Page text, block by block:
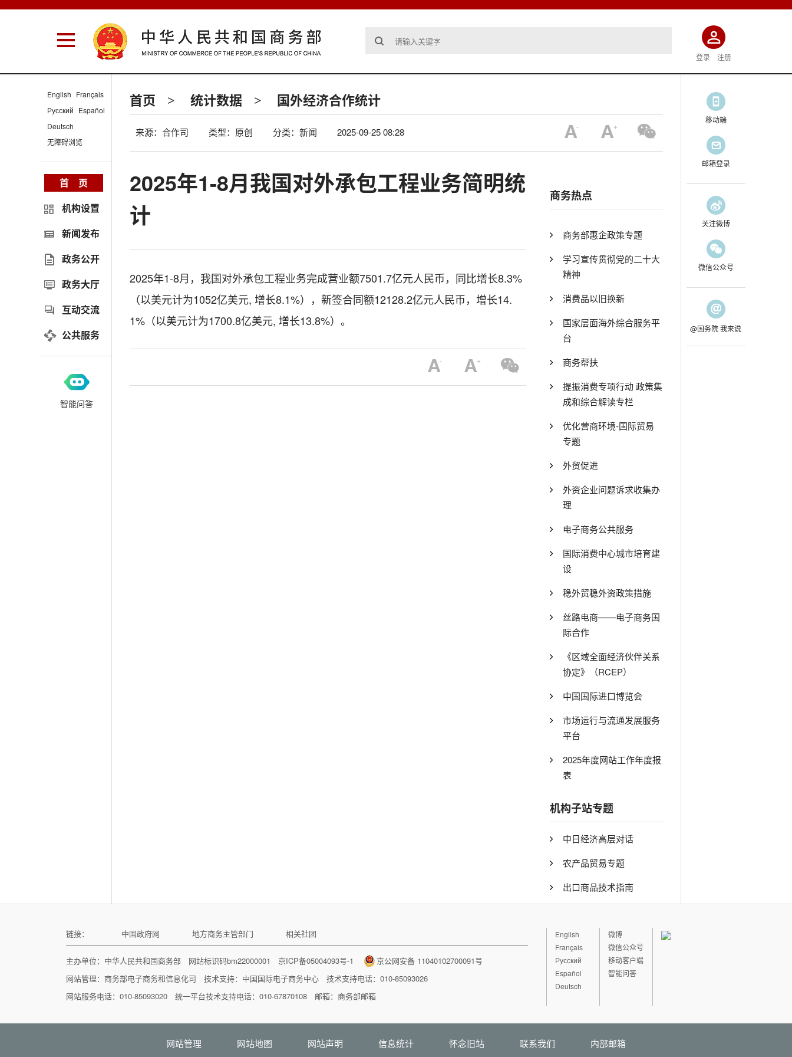
登录 注册
首页 > 统计数据 > 国外经济合作统计
来源：合作司 类型：原创 分类：新闻 2025-09-25 08:28
2025年1-8月我国对外承包工程业务简明统
计
2025年1-8月，我国对外承包工程业务完成营业额7501.7亿元人民币，同比增长8.3%
（以美元计为1052亿美元, 增长8.1%），新签合同额12128.2亿元人民币，增长14.
1%（以美元计为1700.8亿美元, 增长13.8%）。
商务热点
商务部惠企政策专题
学习宣传贯彻党的二十大
精神
消费品以旧换新
国家层面海外综合服务平
台
商务帮扶
提振消费专项行动 政策集
成和综合解读专栏
优化营商环境-国际贸易
专题
外贸促进
外资企业问题诉求收集办
理
电子商务公共服务
国际消费中心城市培育建
设
稳外贸稳外资政策措施
丝路电商——电子商务国
际合作
《区域全面经济伙伴关系
协定》（RCEP）
中国国际进口博览会
市场运行与流通发展服务
平台
2025年度网站工作年度报
表
机构子站专题
中日经济高层对话
农产品贸易专题
出口商品技术指南
English Français
Русский Español
Deutsch
无障碍浏览
首 页
机构设置
新闻发布
政务公开
政务大厅
互动交流
公共服务
智能问答
移动端
邮箱登录
关注微博
微信公众号
@国务院 我来说
链接： 中国政府网 地方商务主管部门 相关社团
主办单位：中华人民共和国商务部 网站标识码bm22000001京ICP备05004093号-1
京公网安备 11040102700091号
网站管理：商务部电子商务和信息化司 技术支持： 中国国际电子商务中心 技术支持电话：010-85093026
网站服务电话：010-85093020 统一平台技术支持电话：010-67870108 邮箱：商务部邮箱
English
Français
Русский
Español
Deutsch
微博
微信公众号
移动客户端
智能问答
网站管理 网站地图 网站声明 信息统计 怀念旧站 联系我们 内部邮箱